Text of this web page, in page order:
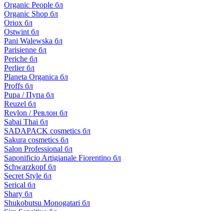
Organic People бл
Organic Shop бл
Oriox бл
Ostwint бл
Pani Walewska бл
Parisienne бл
Periche бл
Perlier бл
Planeta Organica бл
Proffs бл
Pupa / Пупа бл
Reuzel бл
Revlon / Ревлон бл
Sabai Thai бл
SADAPACK cosmetics бл
Sakura cosmetics бл
Salon Professional бл
Saponificio Artigianale Fiorentino бл
Schwarzkopf бл
Secret Style бл
Serical бл
Shary бл
Shukobutsu Monogatari бл